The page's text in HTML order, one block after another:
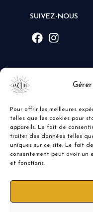
Pour offrir les meilleures
telles que les cookies pour
appareils. Le fait de
traiter des données telles
uniques sur ce site. Le fait
consentement peut avoir un
et fonctions.
SUIVEZ-NOUS